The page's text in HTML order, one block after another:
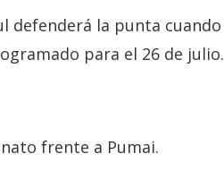
defenderá la punta cuando
para el 26 de julio.
frente a Pumai.